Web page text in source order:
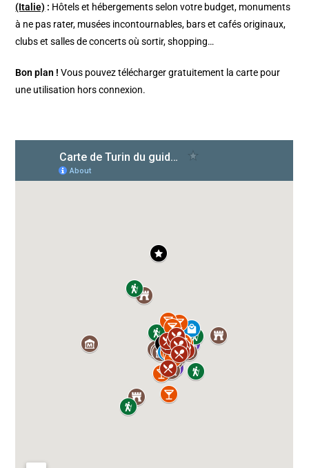
(Italie) : Hôtels et hébergements selon votre budget, monuments
à ne pas rater, musées incontournables, bars et cafés originaux,
clubs et salles de concerts où sortir, shopping…
Bon plan ! Vous pouvez télécharger gratuitement la carte pour
une utilisation hors connexion.